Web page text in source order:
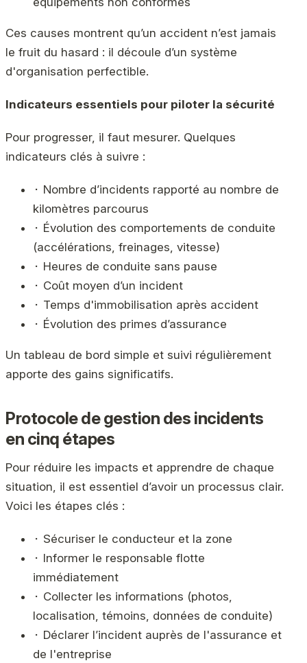
Ces causes montrent qu’un accident n’est jamais
le fruit du hasard : il découle d’un système
d'organisation perfectible.
Indicateurs essentiels pour piloter la sécurité
Pour progresser, il faut mesurer. Quelques
indicateurs clés à suivre :
⬝ Nombre d’incidents rapporté au nombre de
kilomètres parcourus
⬝ Évolution des comportements de conduite
(accélérations, freinages, vitesse)
⬝ Heures de conduite sans pause
⬝ Coût moyen d’un incident
⬝ Temps d'immobilisation après accident
⬝ Évolution des primes d’assurance
Un tableau de bord simple et suivi régulièrement
apporte des gains significatifs.
Protocole de gestion des incidents
en cinq étapes
Pour réduire les impacts et apprendre de chaque
situation, il est essentiel d’avoir un processus clair.
Voici les étapes clés :
⬝ Sécuriser le conducteur et la zone
⬝ Informer le responsable flotte
immédiatement
⬝ Collecter les informations (photos,
localisation, témoins, données de conduite)
⬝ Déclarer l’incident auprès de l'assurance et
de l'entreprise